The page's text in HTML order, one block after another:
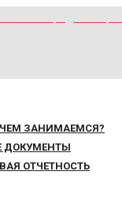
ЗАНИМАЕМСЯ?
ДОКУМЕНТЫ
ОТЧЕТНОСТЬ